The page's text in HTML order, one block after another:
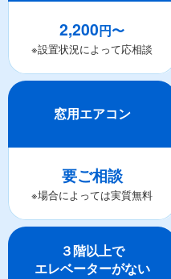
2,200円〜
※設置状況によって応相談
窓用エアコン
要ご相談
※場合によっては実質無料
３階以上で
エレベーターがない